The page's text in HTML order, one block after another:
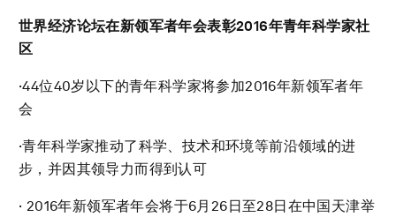
世界经济论坛在新领军者年会表彰2016年青年科学家社
区
·44位40岁以下的青年科学家将参加2016年新领军者年
会
·青年科学家推动了科学、技术和环境等前沿领域的进
步，并因其领导力而得到认可
· 2016年新领军者年会将于6月26日至28日在中国天津举